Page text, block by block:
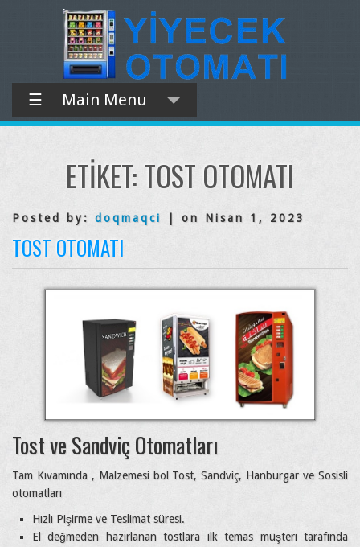
☰ Main Menu
ETIKET:TOST OTOMATI
Posted by: doqmaqci | on Nisan 1, 2023
TOST OTOMATI
Tost ve Sandviç Otomatları
Tam Kıvamında , Malzemesi bol Tost, Sandviç, Hanburgar ve Sosisli
otomatları
Hızlı Pişirme ve Teslimat süresi.
El değmeden hazırlanan tostlara ilk temas müşteri tarafında